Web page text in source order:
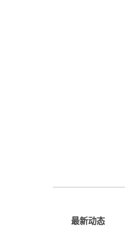
最新动态